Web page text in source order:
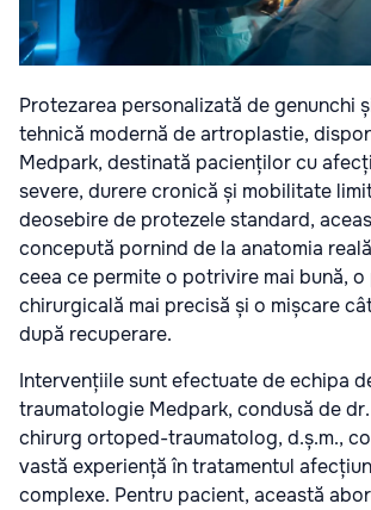
Protezarea personalizată de genunchi
tehnică modernă de artroplastie,
Medpark, destinată pacienților cu
severe, durere cronică și mobilitate
deosebire de protezele standard,
concepută pornind de la anatomia
ceea ce permite o potrivire mai bună,
chirurgicală mai precisă și o mișcare
după recuperare.
Intervențiile sunt efectuate de echipa
traumatologie Medpark, condusă de
chirurg ortoped-traumatolog, d.ș.m.,
vastă experiență în tratamentul
complexe. Pentru pacient, această